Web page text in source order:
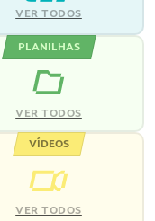
VER TODOS
PLANILHAS
VER TODOS
VÍDEOS
VER TODOS